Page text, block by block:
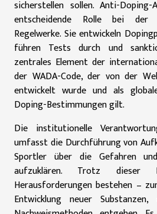
sicherstellen sollen. Anti-
entscheidende Rolle bei der
Regelwerke. Sie entwickeln
führen Tests durch und
zentrales Element der
der WADA-Code, der von der
entwickelt wurde und als
Doping-Bestimmungen gilt.
Die institutionelle
umfasst die Durchführung von
Sportler über die Gefahren
aufzuklären. Trotz dieser
Herausforderungen bestehen –
Entwicklung neuer